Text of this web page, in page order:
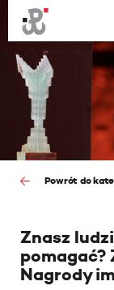
Powrót do
Znasz
pomagać?
Nagrody